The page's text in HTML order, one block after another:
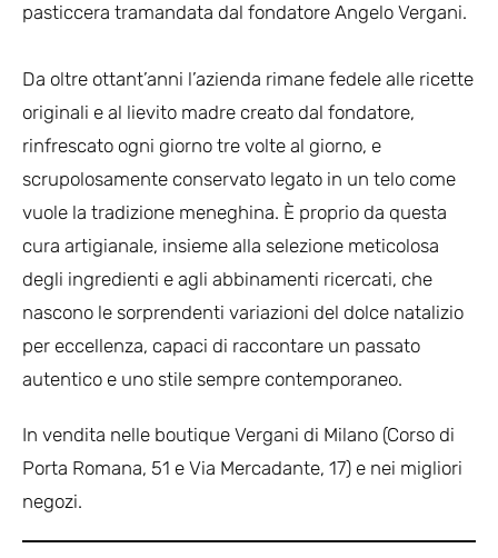
pasticcera tramandata dal fondatore Angelo Vergani.
Da oltre ottant’anni l’azienda rimane fedele alle ricette
originali e al lievito madre creato dal fondatore,
rinfrescato ogni giorno tre volte al giorno, e
scrupolosamente conservato legato in un telo come
vuole la tradizione meneghina. È proprio da questa
cura artigianale, insieme alla selezione meticolosa
degli ingredienti e agli abbinamenti ricercati, che
nascono le sorprendenti variazioni del dolce natalizio
per eccellenza, capaci di raccontare un passato
autentico e uno stile sempre contemporaneo.
In vendita nelle boutique Vergani di Milano (Corso di
Porta Romana, 51 e Via Mercadante, 17) e nei migliori
negozi.